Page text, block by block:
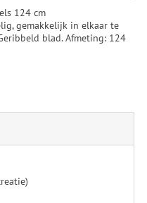
124 cm
gemakkelijk in elkaar te
blad. Afmeting: 124